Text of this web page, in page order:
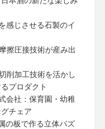
感じさせる石製のイ
擦圧接技術が産み出
削加工技術を活かし
プロダクト
会社：保育園・幼稚
チェア
の板で作る立体パズ